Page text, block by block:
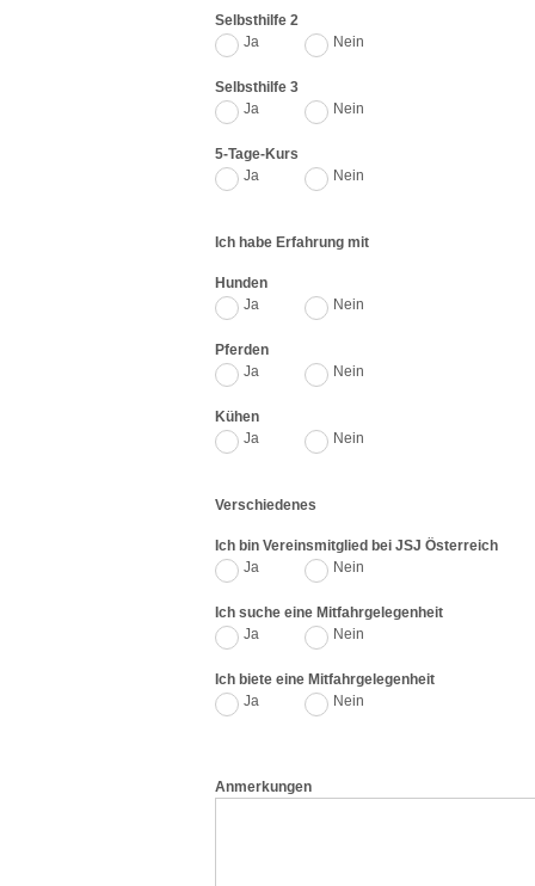
Selbsthilfe 2
Ja
Nein
Selbsthilfe 3
Ja
Nein
5-Tage-Kurs
Ja
Nein
Ich habe Erfahrung mit
Hunden
Ja
Nein
Pferden
Ja
Nein
Kühen
Ja
Nein
Verschiedenes
Ich bin Vereinsmitglied bei JSJ Österreich
Ja
Nein
Ich suche eine Mitfahrgelegenheit
Ja
Nein
Ich biete eine Mitfahrgelegenheit
Ja
Nein
Anmerkungen